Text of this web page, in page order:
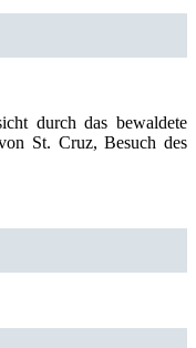
durch das bewaldete
St. Cruz, Besuch des